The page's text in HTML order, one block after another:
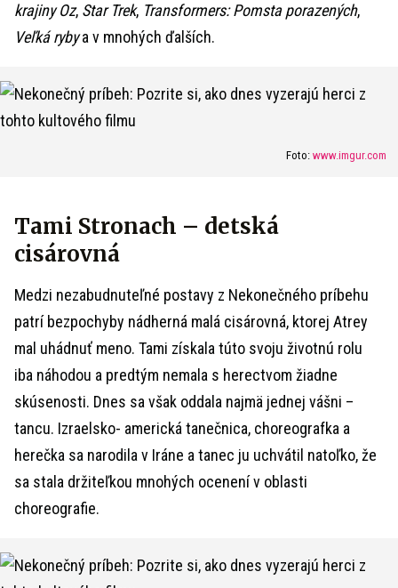
krajiny Oz, Star Trek, Transformers: Pomsta porazených,
Veľká rybya v mnohých ďalších.
Foto: www.imgur.com
Tami Stronach – detská
cisárovná
Medzi nezabudnuteľné postavy z Nekonečného príbehu
patrí bezpochyby nádherná malá cisárovná, ktorej Atrey
mal uhádnuť meno. Tami získala túto svoju životnú rolu
iba náhodou a predtým nemala s herectvom žiadne
skúsenosti. Dnes sa však oddala najmä jednej vášni –
tancu. Izraelsko- americká tanečnica, choreografka a
herečka sa narodila v Iráne a tanec ju uchvátil natoľko, že
sa stala držiteľkou mnohých ocenení v oblasti
choreografie.